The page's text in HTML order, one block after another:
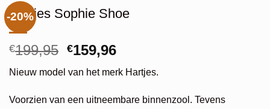
-20%
Hartjes Sophie Shoe
€199,95 Oorspronkelijke
was:
€199,95.
€159,96Huidige
is:
€159,96.
Nieuw model van het merk Hartjes.
Voorzien van een uitneembare binnenzool. Tevens